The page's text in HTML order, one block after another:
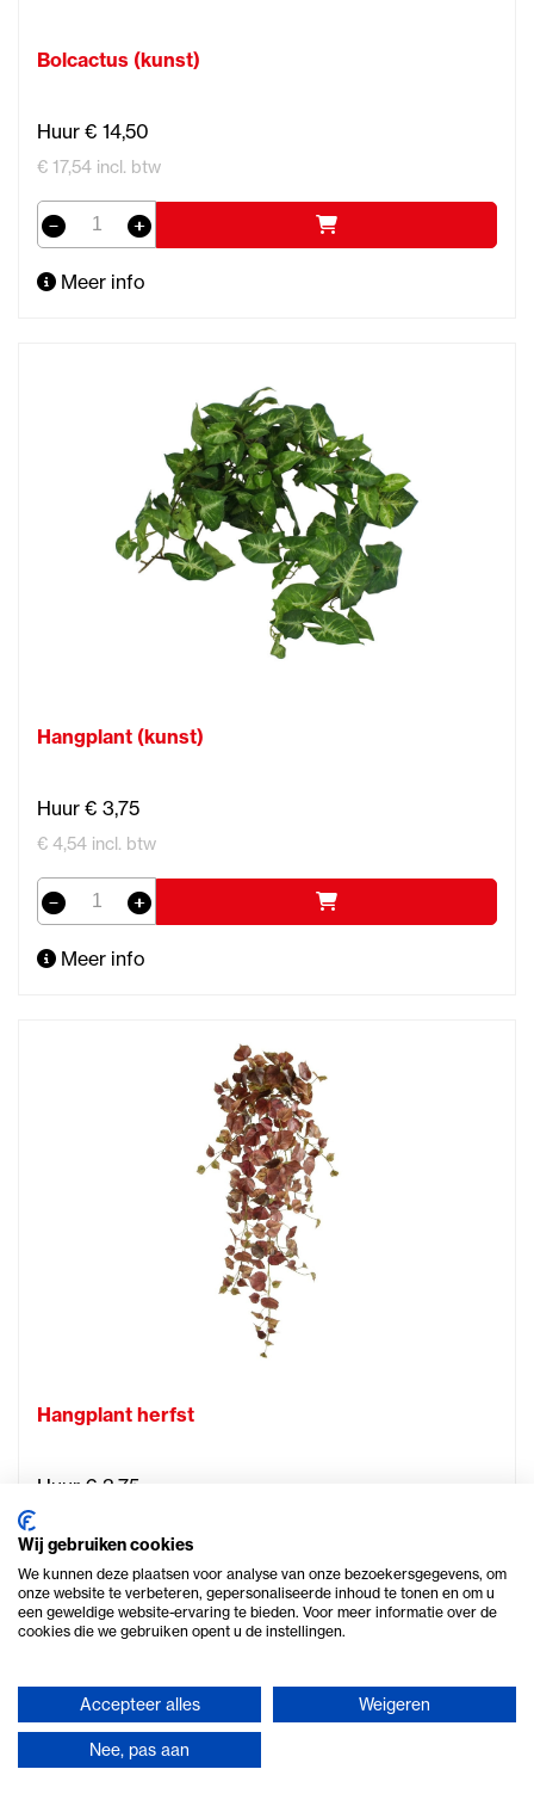
Bolcactus (kunst)
Huur € 14,50
€ 17,54 incl. btw
Meer info
Hangplant (kunst)
Huur € 3,75
€ 4,54 incl. btw
Meer info
Hangplant herfst
Huur € 3,75
Meer info
Wij gebruiken cookies
We kunnen deze plaatsen voor analyse van onze bezoekersgegevens, om
onze website te verbeteren, gepersonaliseerde inhoud te tonen en om u
een geweldige website-ervaring te bieden. Voor meer informatie over de
cookies die we gebruiken opent u de instellingen.
Accepteer alles Weigeren
Nee, pas aan